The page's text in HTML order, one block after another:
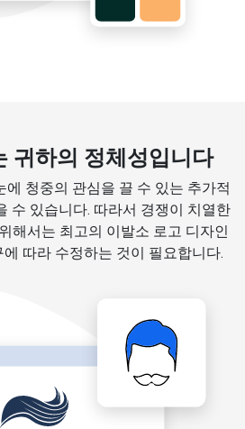
귀하의 정체성입니다
에 청중의 관심을 끌 수 있는 추가적
수 있습니다. 따라서 경쟁이 치열한
해서는 최고의 이발소 로고 디자인
따라 수정하는 것이 필요합니다.